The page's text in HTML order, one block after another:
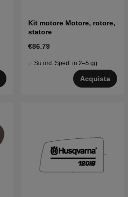
Kit motore Motore, rotore,
statore
€86.79
Su ord. Sped. in 2–5 gg
Acquista